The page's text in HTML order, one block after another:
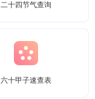
二十四节气查询
六十甲子速查表